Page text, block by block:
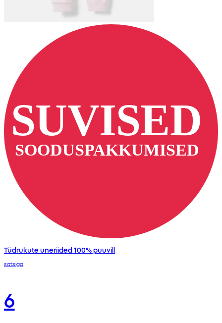
Tüdrukute uneriided 100% puuvill
satsiga
6